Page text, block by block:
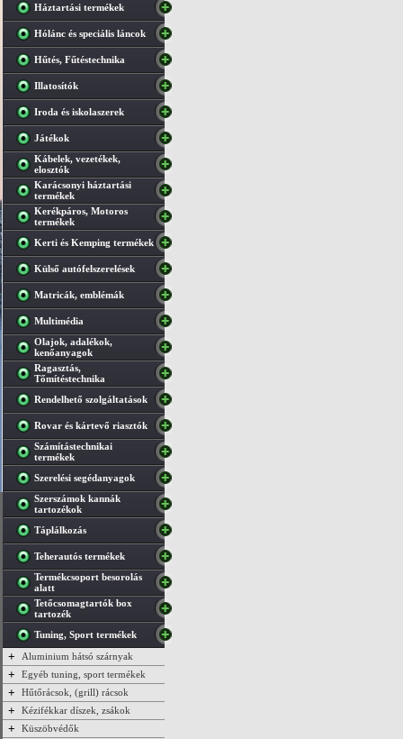
Háztartási termékek
Hólánc és speciális láncok
Hűtés, Fűtéstechnika
Illatosítók
Iroda és iskolaszerek
Játékok
Kábelek, vezetékek,
elosztók
Karácsonyi háztartási
termékek
Kerékpáros, Motoros
termékek
Kerti és Kemping termékek
Külső autófelszerelések
Matricák, emblémák
Multimédia
Olajok, adalékok,
kenőanyagok
Ragasztás,
Tőmítéstechnika
Rendelhető szolgáltatások
Rovar és kártevő riasztók
Számítástechnikai
termékek
Szerelési segédanyagok
Szerszámok kannák
tartozékok
Táplálkozás
Teherautós termékek
Termékcsoport besorolás
alatt
Tetőcsomagtartók box
tartozék
Tuning, Sport termékek
+ Aluminium hátsó szárnyak
+ Egyéb tuning, sport termékek
+ Hűtőrácsok, (grill) rácsok
+ Kézifékkar díszek, zsákok
+ Küszöbvédők